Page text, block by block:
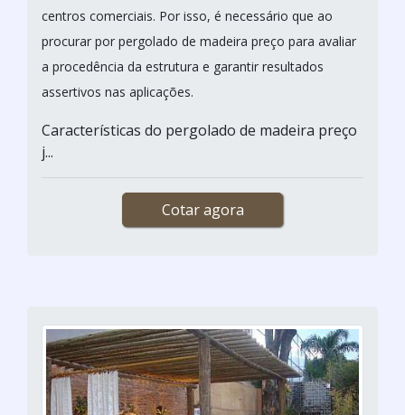
centros comerciais. Por isso, é necessário que ao
procurar por pergolado de madeira preço para avaliar
a procedência da estrutura e garantir resultados
assertivos nas aplicações.
Características do pergolado de madeira preço
j...
Cotar agora